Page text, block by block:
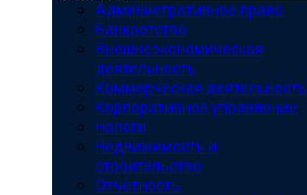
Административное право
Банкротство
Внешнеэкономическая
деятельность
Коммерческая деятельность
Корпоративное управление
Налоги
Недвижимость и
строительство
Отчётность